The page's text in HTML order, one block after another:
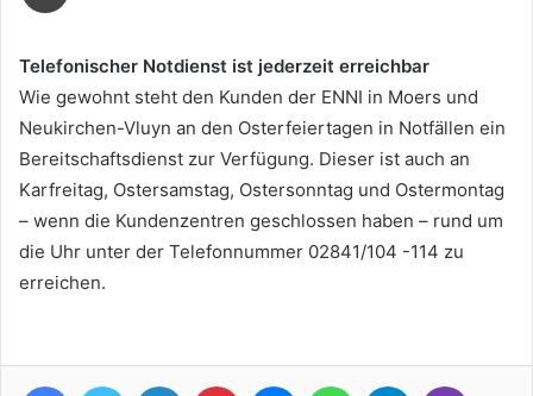
Telefonischer Notdienst ist jederzeit erreichbar
Wie gewohnt steht den Kunden der ENNI in Moers und
Neukirchen-Vluyn an den Osterfeiertagen in Notfällen ein
Bereitschaftsdienst zur Verfügung. Dieser ist auch an
Karfreitag, Ostersamstag, Ostersonntag und Ostermontag
– wenn die Kundenzentren geschlossen haben – rund um
die Uhr unter der Telefonnummer 02841/104 -114 zu
erreichen.
FacebookTwitter LinkedIn Pinterest MessengerWhatsAppTelegram